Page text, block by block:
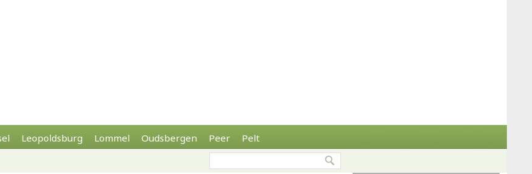
Leopoldsburg Lommel Oudsbergen Peer Pelt